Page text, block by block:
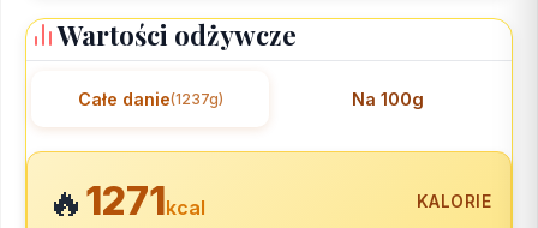
Wartości odżywcze
Całe danie(1237g) Na 100g
🔥1271kcal KALORIE